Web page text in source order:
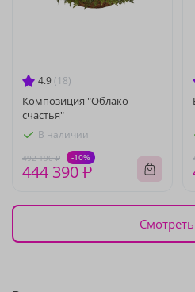
4.9 (18)
Композиция "Облако
счастья"
В наличии
492 190 ₽ -10%
444 390 ₽